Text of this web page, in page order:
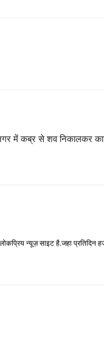
में कब्र से शव निकालकर
न्यूज़ साइट है.जहा प्रतिदिन